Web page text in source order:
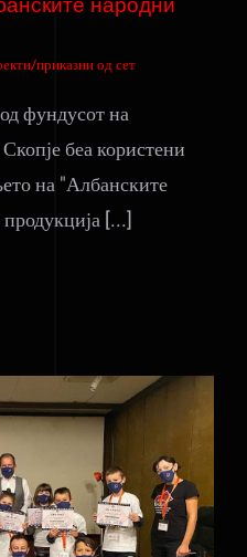
приказни од сет
фундусот на
беа користени
на "Албанските
[...]
за мултиетничка